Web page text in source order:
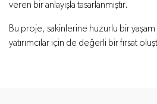
veren bir anlayışla tasarlanmıştır.
Bu proje, sakinlerine huzurlu bir yaşam
yatırımcılar için de değerli bir fırsat